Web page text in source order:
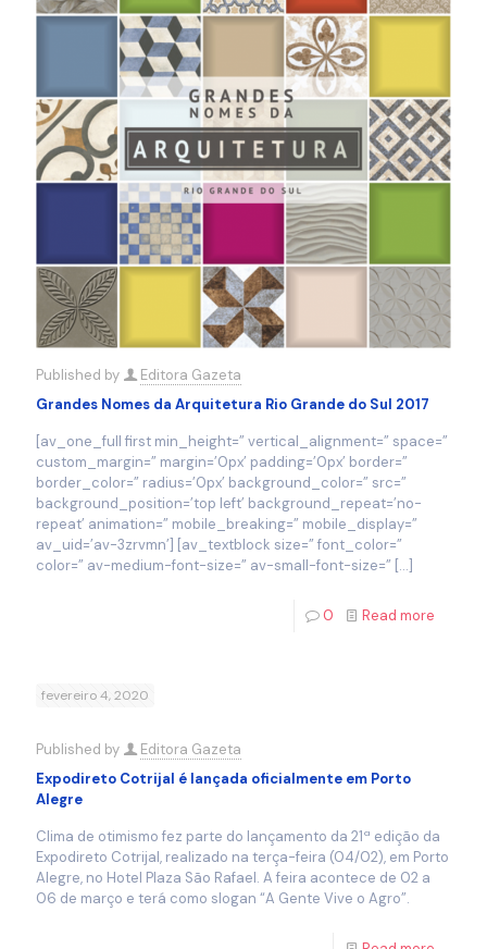
Published by
Editora Gazeta
Grandes Nomes da Arquitetura Rio Grande do Sul 2017
[av_one_full first min_height=” vertical_alignment=” space=”
custom_margin=” margin=’0px’ padding=’0px’ border=”
border_color=” radius=’0px’ background_color=” src=”
background_position=’top left’ background_repeat=’no-
repeat’ animation=” mobile_breaking=” mobile_display=”
av_uid=’av-3zrvmn’] [av_textblock size=” font_color=”
color=” av-medium-font-size=” av-small-font-size=” […]
0 Read more
fevereiro 4, 2020
Published by
Editora Gazeta
Expodireto Cotrijal é lançada oficialmente em Porto
Alegre
Clima de otimismo fez parte do lançamento da 21ª edição da
Expodireto Cotrijal, realizado na terça-feira (04/02), em Porto
Alegre, no Hotel Plaza São Rafael. A feira acontece de 02 a
06 de março e terá como slogan “A Gente Vive o Agro”.